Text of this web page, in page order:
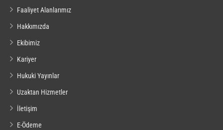
Faaliyet Alanlarımız
Hakkımızda
Ekibimiz
Kariyer
Hukuki Yayınlar
Uzaktan Hizmetler
İletişim
E-Ödeme